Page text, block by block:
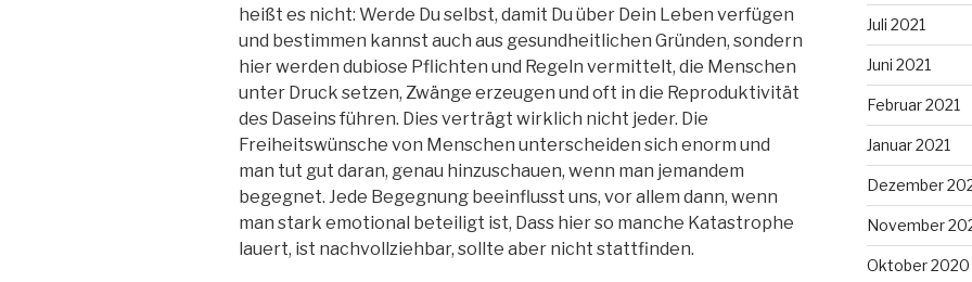
heißt es nicht: Werde Du selbst, damit Du über Dein Leben verfügen
und bestimmen kannst auch aus gesundheitlichen Gründen, sondern
hier werden dubiose Pflichten und Regeln vermittelt, die Menschen
unter Druck setzen, Zwänge erzeugen und oft in die Reproduktivität
des Daseins führen. Dies verträgt wirklich nicht jeder. Die
Freiheitswünsche von Menschen unterscheiden sich enorm und
man tut gut daran, genau hinzuschauen, wenn man jemandem
begegnet. Jede Begegnung beeinflusst uns, vor allem dann, wenn
man stark emotional beteiligt ist, Dass hier so manche Katastrophe
lauert, ist nachvollziehbar, sollte aber nicht stattfinden.
Juli 2021
Juni 2021
Februar 2021
Januar 2021
Dezember
November
Oktober 2020